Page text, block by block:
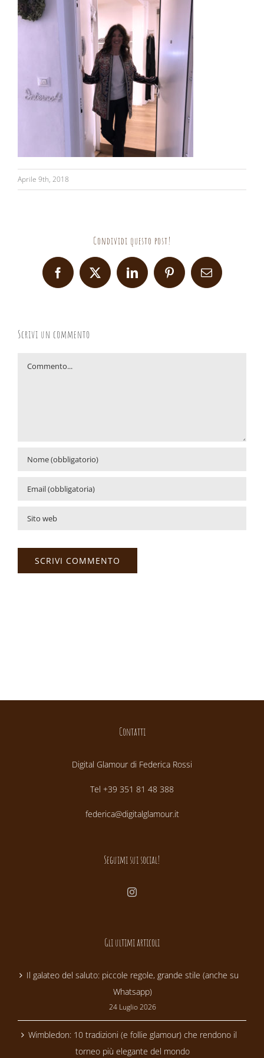
Aprile 9th, 2018
Condividi questo post!
Facebook
X LinkedInPinterestEmail
Scrivi un commento
Contatti
Digital Glamour di Federica Rossi
Tel +39 351 81 48 388
federica@digitalglamour.it
Seguimi sui social!
Gli ultimi articoli
Il galateo del saluto: piccole regole, grande stile (anche su
Whatsapp)
24 Luglio 2026
Wimbledon: 10 tradizioni (e follie glamour) che rendono il
torneo più elegante del mondo